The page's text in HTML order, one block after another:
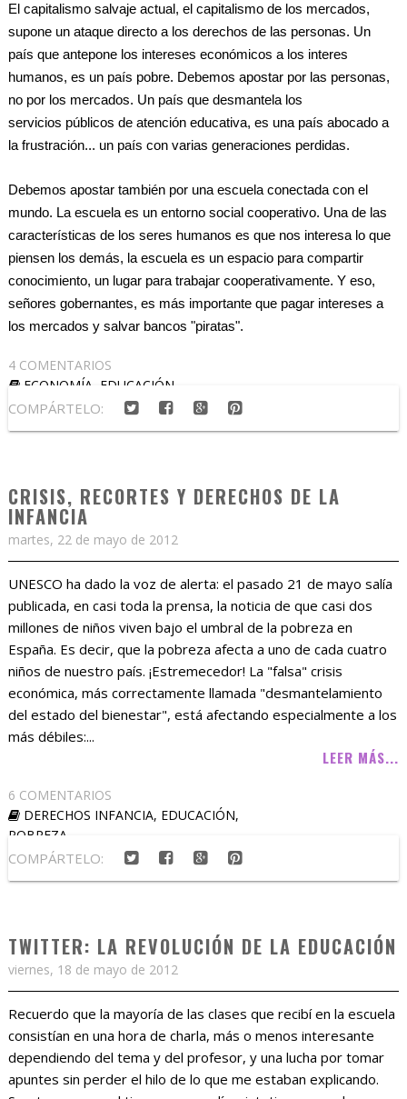
El capitalismo salvaje actual, el capitalismo de los mercados,
supone un ataque directo a los derechos de las personas. Un
país que antepone los intereses económicos a los interes
humanos, es un país pobre. Debemos apostar por las personas,
no por los mercados. Un país que desmantela los
servicios públicos de atención educativa, es una país abocado a
la frustración... un país con varias generaciones perdidas.
Debemos apostar también por una escuela conectada con el
mundo. La escuela es un entorno social cooperativo. Una de las
características de los seres humanos es que nos interesa lo que
piensen los demás, la escuela es un espacio para compartir
conocimiento, un lugar para trabajar cooperativamente. Y eso,
señores gobernantes, es más importante que pagar intereses a
los mercados y salvar bancos "piratas".
4 COMENTARIOS
ECONOMÍA EDUCACIÓN
COMPÁRTELO:
CRISIS, RECORTES Y DERECHOS DE LA
INFANCIA
martes, 22 de mayo de 2012
UNESCO ha dado la voz de alerta: el pasado 21 de mayo salía
publicada, en casi toda la prensa, la noticia de que casi dos
millones de niños viven bajo el umbral de la pobreza en
España. Es decir, que la pobreza afecta a uno de cada cuatro
niños de nuestro país. ¡Estremecedor! La "falsa" crisis
económica, más correctamente llamada "desmantelamiento
del estado del bienestar", está afectando especialmente a los
más débiles:...
LEER MÁS...
6 COMENTARIOS
DERECHOS INFANCIA, EDUCACIÓN,
POBREZA
COMPÁRTELO:
TWITTER: LA REVOLUCIÓN DE LA EDUCACIÓN
viernes, 18 de mayo de 2012
Recuerdo que la mayoría de las clases que recibí en la escuela
consistían en una hora de charla, más o menos interesante
dependiendo del tema y del profesor, y una lucha por tomar
apuntes sin perder el hilo de lo que me estaban explicando.